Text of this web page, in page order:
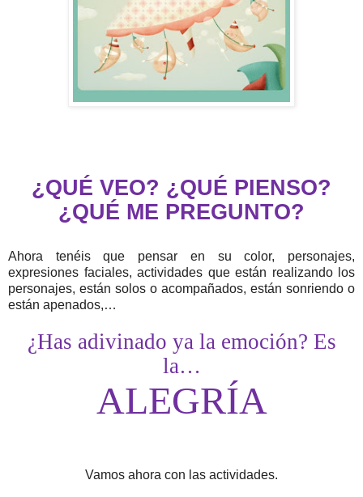
¿QUÉ VEO? ¿QUÉ PIENSO?
¿QUÉ ME PREGUNTO?
Ahora tenéis que pensar en su color, personajes,
expresiones faciales, actividades que están realizando los
personajes, están solos o acompañados, están sonriendo o
están apenados,…
¿Has adivinado ya la emoción? Es
la…
ALEGRÍA
Vamos ahora con las actividades.